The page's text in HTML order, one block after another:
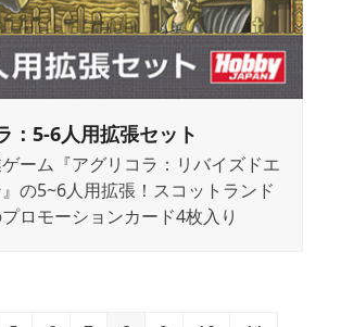
：5-6人用拡張セット
ーム『アグリコラ：リバイズドエ
の5~6人用拡張！スコットランド
ロモーションカード4枚入り